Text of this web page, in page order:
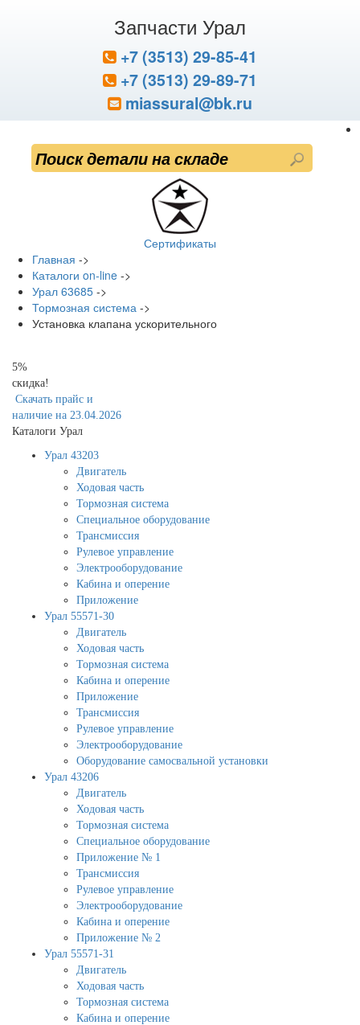
Запчасти Урал
+7 (3513) 29-85-41
+7 (3513) 29-89-71
miassural@bk.ru
Сертификаты
Главная ->
Каталоги on-line ->
Урал 63685 ->
Тормозная система ->
Установка клапана ускорительного
5%
скидка!
Скачать прайс и
наличие на 23.04.2026
Каталоги Урал
Урал 43203
Двигатель
Ходовая часть
Тормозная система
Специальное оборудование
Трансмиссия
Рулевое управление
Электрооборудование
Кабина и оперение
Приложение
Урал 55571-30
Двигатель
Ходовая часть
Тормозная система
Кабина и оперение
Приложение
Трансмиссия
Рулевое управление
Электрооборудование
Оборудование самосвальной установки
Урал 43206
Двигатель
Ходовая часть
Тормозная система
Специальное оборудование
Приложение № 1
Трансмиссия
Рулевое управление
Электрооборудование
Кабина и оперение
Приложение № 2
Урал 55571-31
Двигатель
Ходовая часть
Тормозная система
Кабина и оперение